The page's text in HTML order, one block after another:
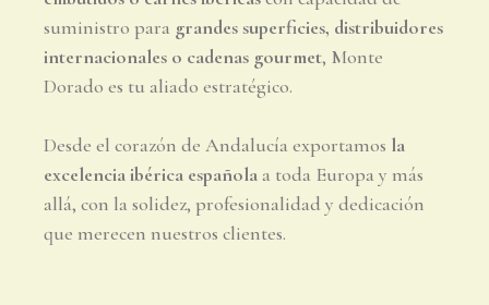
suministro para grandes superficies, distribuidores
internacionales o cadenas gourmet, Monte
Dorado es tu aliado estratégico.
Desde el corazón de Andalucía exportamos la
excelencia ibérica españolaa toda Europa y más
allá, con la solidez, profesionalidad y dedicación
que merecen nuestros clientes.